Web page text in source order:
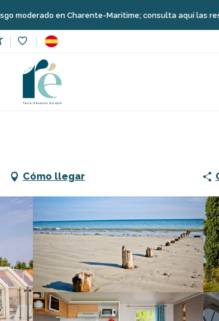
en Charente-Maritime; consulta aquí las restricciones
Prises
Cómo llegar